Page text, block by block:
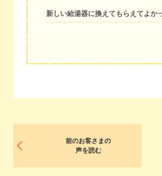
新しい給湯器に換えてもらえてよか
前のお客さまの
声を読む